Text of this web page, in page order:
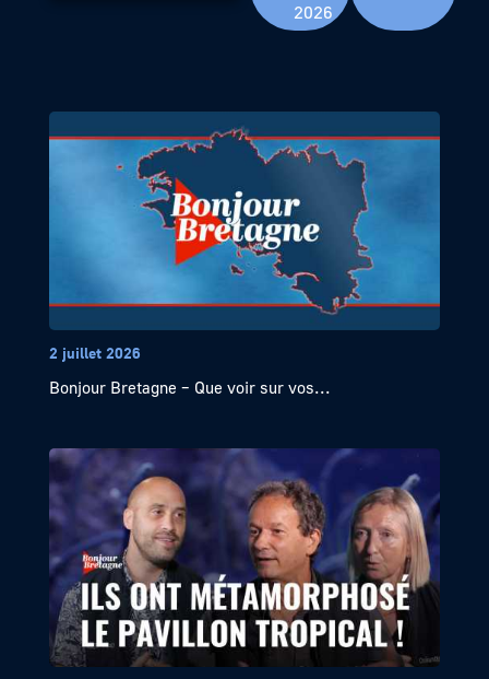
2026
2 juillet 2026
Bonjour Bretagne – Que voir sur vos...